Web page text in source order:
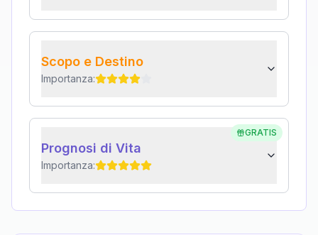
Scopo e Destino
Importanza:
GRATIS
Prognosi di Vita
Importanza: